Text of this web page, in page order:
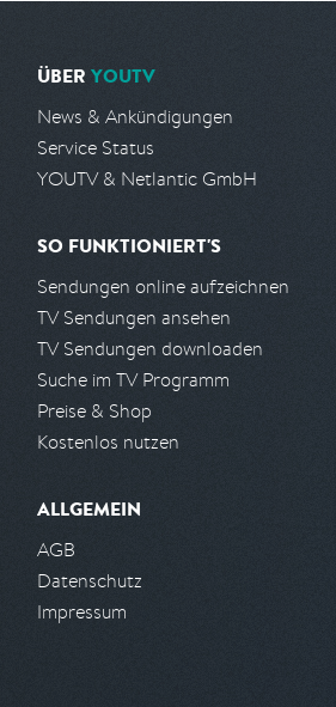
ÜBER YOUTV
News & Ankündigungen
Service Status
YOUTV & Netlantic GmbH
SO FUNKTIONIERT'S
Sendungen online aufzeichnen
TV Sendungen ansehen
TV Sendungen downloaden
Suche im TV Programm
Preise & Shop
Kostenlos nutzen
ALLGEMEIN
AGB
Datenschutz
Impressum